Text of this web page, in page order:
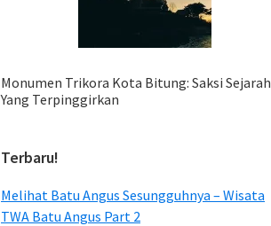
Monumen Trikora Kota Bitung: Saksi Sejarah
Yang Terpinggirkan
Terbaru!
Melihat Batu Angus Sesungguhnya – Wisata
TWA Batu Angus Part 2